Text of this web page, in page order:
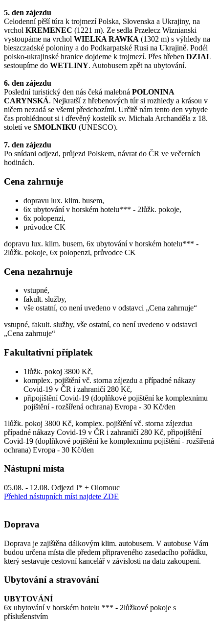
5. den zájezdu
Celodenní pěší túra k trojmezí Polska, Slovenska a Ukrajiny, na
vrchol KREMENEC (1221 m). Ze sedla Przelecz Wiznianski
vystoupáme na vrchol WIELKA RAWKA (1302 m) s výhledy na
bieszczadské poloniny a do Podkarpatské Rusi na Ukrajině. Podél
polsko-ukrajinské hranice dojdeme k trojmezí. Přes hřeben DZIAL
sestoupíme do WETLINY. Autobusem zpět na ubytování.
6. den zájezdu
Poslední turistický den nás čeká malebná POLONINA
CARYNSKÁ. Nejkratší z hřebenových túr si rozhledy a krásou v
ničem nezadá se všemi předchozími. Určitě nám tento den vybyde
čas prohlédnout si i dřevěný kostelík sv. Michala Archanděla z 18.
století ve SMOLNIKU (UNESCO).
7. den zájezdu
Po snídani odjezd, průjezd Polskem, návrat do ČR ve večerních
hodinách.
Cena zahrnuje
dopravu lux. klim. busem,
6x ubytování v horském hotelu*** - 2lůžk. pokoje,
6x polopenzi,
průvodce CK
dopravu lux. klim. busem, 6x ubytování v horském hotelu*** -
2lůžk. pokoje, 6x polopenzi, průvodce CK
Cena nezahrnuje
vstupné,
fakult. služby,
vše ostatní, co není uvedeno v odstavci „Cena zahrnuje“
vstupné, fakult. služby, vše ostatní, co není uvedeno v odstavci
„Cena zahrnuje“
Fakultativní příplatek
1lůžk. pokoj 3800 Kč,
komplex. pojištění vč. storna zájezdu a případné nákazy
Covid-19 v ČR i zahraničí 280 Kč,
připojištění Covid-19 (doplňkové pojištění ke komplexnímu
pojištění - rozšířená ochrana) Evropa - 30 Kč/den
1lůžk. pokoj 3800 Kč, komplex. pojištění vč. storna zájezdua
případné nákazy Covid-19 v ČR i zahraničí 280 Kč, připojištění
Covid-19 (doplňkové pojištění ke komplexnímu pojištění - rozšířená
ochrana) Evropa - 30 Kč/den
Nástupní místa
05.08. - 12.08. Odjezd J* + Olomouc
Přehled nástupních míst najdete ZDE
Doprava
Doprava je zajištěna dálkovým klim. autobusem. V autobuse Vám
budou určena místa dle předem připraveného zasedacího pořádku,
který sestavuje cestovní kancelář v závislosti na datu zakoupení.
Ubytování a stravování
UBYTOVÁNÍ
6x ubytování v horském hotelu *** - 2lůžkové pokoje s
příslušenstvím